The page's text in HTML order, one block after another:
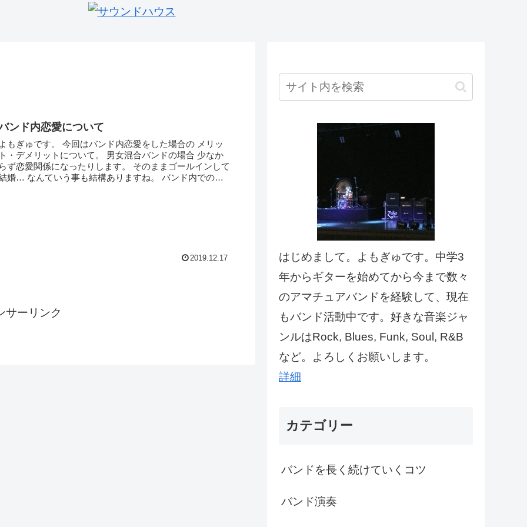
ンド内恋愛について
もぎゅです。 今回はバンド内恋愛をした場合の メリッ
・デメリットについて。 男女混合バンドの場合 少なか
ず恋愛関係になったりします。 そのままゴールインして
婚… なんていう事も結構ありますね。 バンド内での恋
2019.12.17
サーリンク
はじめまして。よもぎゅです。中学3
年からギターを始めてから今まで数々
のアマチュアバンドを経験して、現在
もバンド活動中です。好きな音楽ジャ
ンルはRock, Blues, Funk, Soul, R&B
など。よろしくお願いします。
詳細
カテゴリー
バンドを長く続けていくコツ
バンド演奏